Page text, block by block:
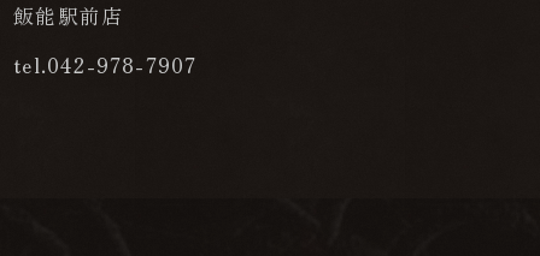
飯能駅前店
tel.042-978-7907